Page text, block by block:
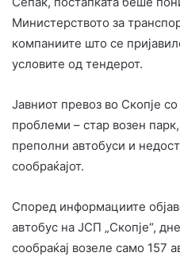
Министерството за
компаниите што се
условите од тендерот.
Јавниот превоз во Скопје
проблеми – стар возен
преполни автобуси и
сообраќајот.
Според информациите
автобус на ЈСП „Скопје“,
сообраќај возеле само 157